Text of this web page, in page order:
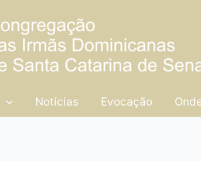
Notícias Evocação